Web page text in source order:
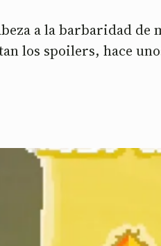
a la barbaridad de
los spoilers, hace